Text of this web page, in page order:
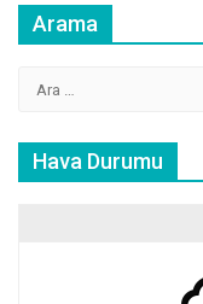
Arama
Hava Durumu